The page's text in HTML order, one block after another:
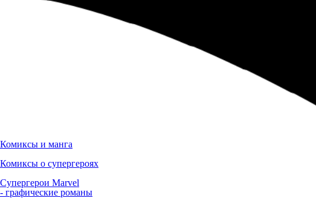
Комиксы и манга
Комиксы о супергероях
Супергерои Marvel
- графические романы